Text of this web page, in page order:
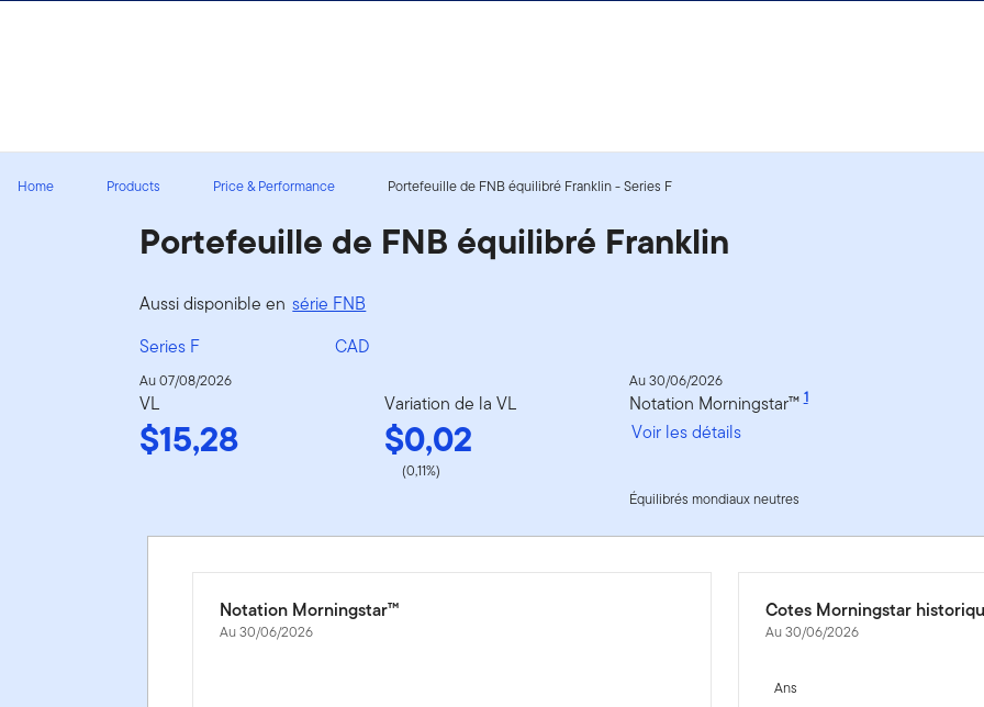
Home Products Price & Performance Portefeuille de FNB équilibré Franklin - Series F
Portefeuille de FNB équilibré Franklin
Aussi disponible en série FNB
Series F
CAD
Au 07/08/2026
VL
$15,28
Variation de la VL
$0,02
(0,11%)
Au 30/06/2026
Notation Morningstar™1
Voir les détails
Équilibrés mondiaux neutres
Notation Morningstar™
Au 30/06/2026
Cotes Morningstar
Au 30/06/2026
Ans